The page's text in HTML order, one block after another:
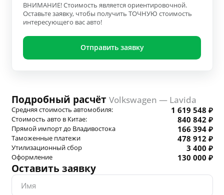
ВНИМАНИЕ! Стоимость является ориентировочной.
Оставьте заявку, чтобы получить ТОЧНУЮ стоимость
интересующего вас авто!
Отправить заявку
Подробный расчёт Volkswagen — Lavida
Средняя стоимость автомобиля: 1 619 548 ₽
Стоимость авто в Китае: 840 842 ₽
Прямой импорт до Владивостока 166 394 ₽
Таможенные платежи 478 912 ₽
Утилизационный сбор 3 400 ₽
Оформление 130 000 ₽
Оставить заявку